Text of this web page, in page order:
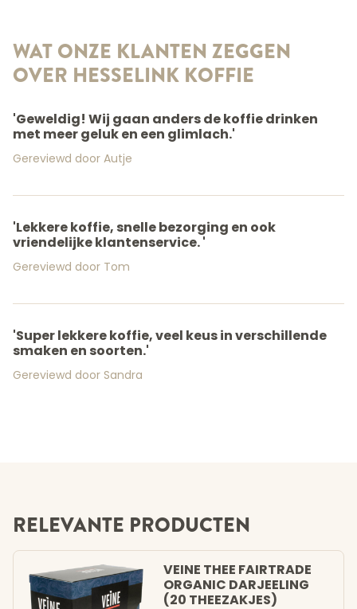
WAT ONZE KLANTEN ZEGGEN
OVER HESSELINK KOFFIE
'Geweldig! Wij gaan anders de koffie drinken
met meer geluk en een glimlach.'
Gereviewd door Autje
'Lekkere koffie, snelle bezorging en ook
vriendelijke klantenservice. '
Gereviewd door Tom
'Super lekkere koffie, veel keus in verschillende
smaken en soorten.'
Gereviewd door Sandra
RELEVANTE PRODUCTEN
VEINE THEE FAIRTRADE
ORGANIC DARJEELING
(20 THEEZAKJES)